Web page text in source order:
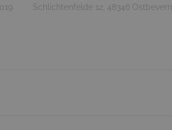
Schlichtenfelde 12, 48346 Ostbevern